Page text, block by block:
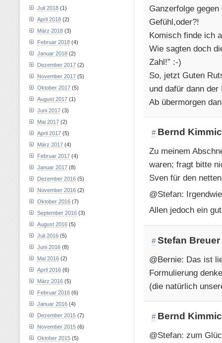
Ganzerfolge
Gefühl,oder?!
Komisch finde ich
Wie sagten doch
Zahl!” :-)
So, jetzt Guten
und dafür dann
Ab übermorgen
# Bernd
Zu meinem
waren; fragt bitte
Sven für den
@Stefan:
Allen jedoch ein
# Stefan Breuer
@Bernie: Das ist
Formulierung
(die natürlich
# Bernd
@Stefan: zum
Juli 2018 (1)
April 2018 (2)
März 2018 (3)
Februar 2018 (4)
Januar 2018 (2)
Dezember 2017 (2)
November 2017 (5)
Oktober 2017 (5)
August 2017 (1)
Juni 2017 (3)
Mai 2017 (2)
April 2017 (5)
März 2017 (4)
Februar 2017 (4)
Januar 2017 (8)
Dezember 2016 (5)
November 2016 (2)
Oktober 2016 (7)
September 2016 (3)
August 2016 (5)
Juli 2016 (5)
Juni 2016 (8)
Mai 2016 (2)
April 2016 (6)
März 2016 (5)
Februar 2016 (6)
Januar 2016 (4)
Dezember 2015 (7)
November 2015 (6)
Oktober 2015 (5)